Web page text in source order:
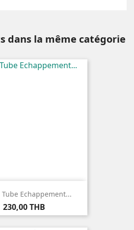
dans la même catégorie
Tube Echappement...
Prix
230,00 THB